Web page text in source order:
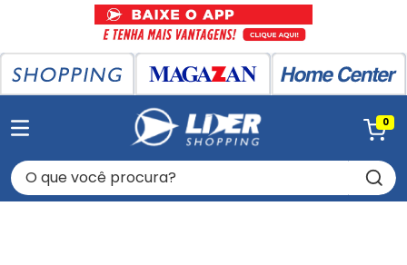
0
O que você procura?